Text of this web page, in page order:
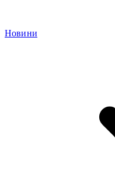
Новини